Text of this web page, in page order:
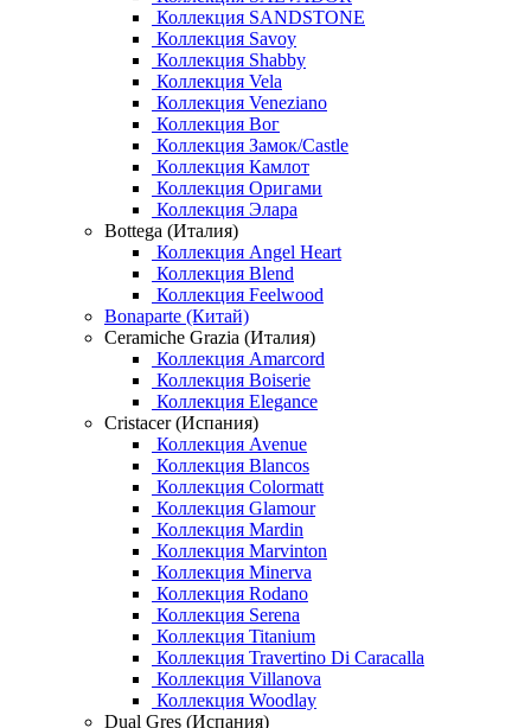
Коллекция SANDSTONE
Коллекция Savoy
Коллекция Shabby
Коллекция Vela
Коллекция Veneziano
Коллекция Вог
Коллекция Замок/Castle
Коллекция Камлот
Коллекция Оригами
Коллекция Элара
Bottega (Италия)
Коллекция Angel Heart
Коллекция Blend
Коллекция Feelwood
Bonaparte (Китай)
Ceramiche Grazia (Италия)
Коллекция Amarcord
Коллекция Boiserie
Коллекция Elegance
Cristacer (Испания)
Коллекция Avenue
Коллекция Blancos
Коллекция Colormatt
Коллекция Glamour
Коллекция Mardin
Коллекция Marvinton
Коллекция Minerva
Коллекция Rodano
Коллекция Serena
Коллекция Titanium
Коллекция Travertino Di Caracalla
Коллекция Villanova
Коллекция Woodlay
Dual Gres (Испания)